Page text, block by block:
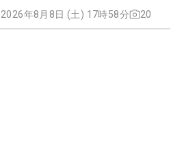
2026年8月8日 (土) 17時58分 20